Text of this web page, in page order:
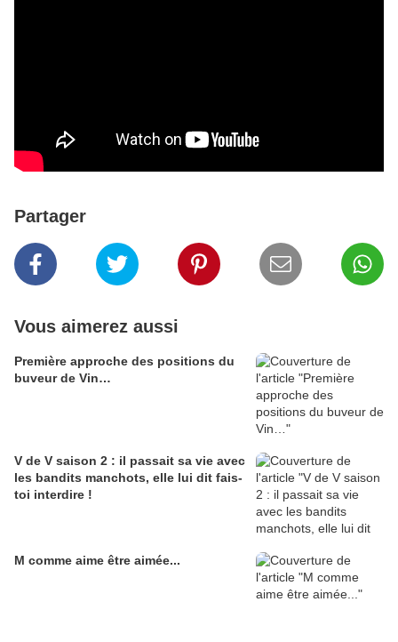
Partager
Vous aimerez aussi
Première approche des positions du
buveur de Vin…
V de V saison 2 : il passait sa vie avec
les bandits manchots, elle lui dit fais-
toi interdire !
M comme aime être aimée...